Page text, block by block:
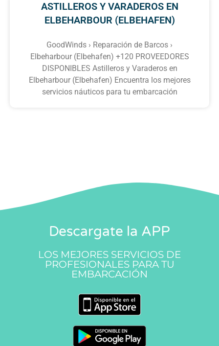
ASTILLEROS Y VARADEROS EN
ELBEHARBOUR (ELBEHAFEN)
GoodWinds › Reparación de Barcos ›
Elbeharbour (Elbehafen) +120 PROVEEDORES
DISPONIBLES Astilleros y Varaderos en
Elbeharbour (Elbehafen) Encuentra los mejores
servicios náuticos para tu embarcación
Descargate la APP
LOS MEJORES SERVICIOS DE
PROFESIONALES PARA TU
EMBARCACIÓN